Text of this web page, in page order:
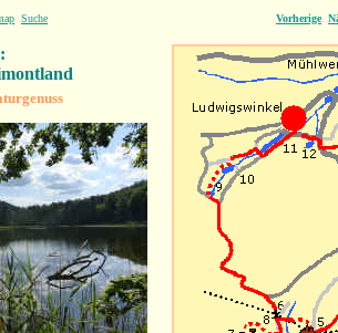
Suche Vorherige